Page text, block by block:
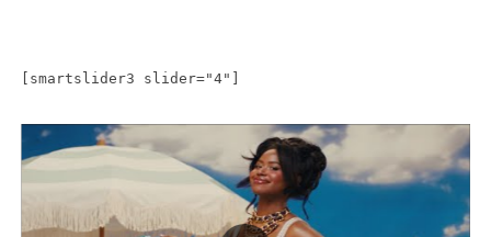
[smartslider3 slider="4"]